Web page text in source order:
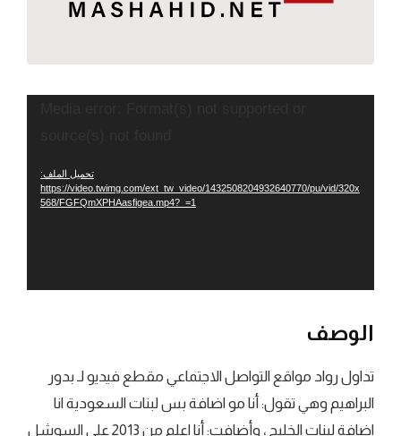
تحميل الملف:
https://video.twimg.com/ext_tw_video/1432508204932640770/pu/vid/320x
568/FGFQmXPHAasfigea.mp4?_=1
الوصف
تداول رواد مواقع التواصل الاجتماعي مقطع فيديو لـ ‏بدور
البراهيم وهي تقول: أنا مو اضافة بس لبنات السعودية انا
اضافة لبنات الخليج ، وأضافت: أنا اعلم من 2013 على السوشل